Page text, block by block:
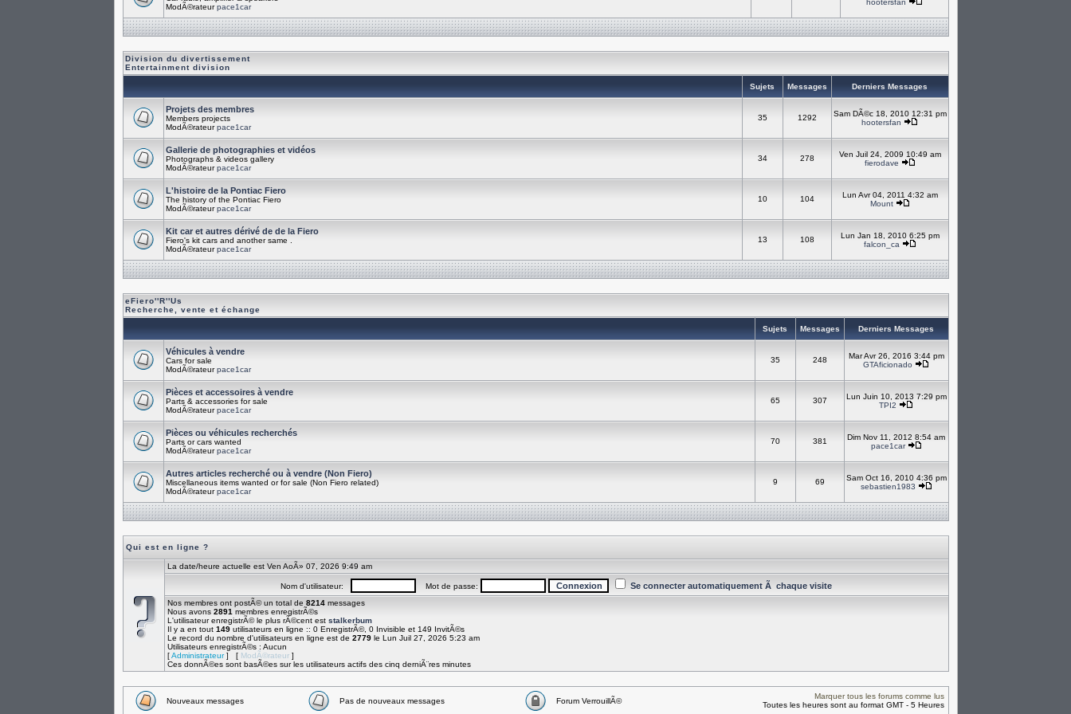
ModÃ©rateurpace1car
hootersfan
Division du divertissement
Entertainment division
Sujets Messages Derniers Messages
Projets des membres
Members projects
ModÃ©rateurpace1car
35 1292
Sam DÃ©c 18, 2010 12:31 pm
hootersfan
Gallerie de photographies et vidéos
Photographs & videos gallery
ModÃ©rateurpace1car
34 278
Ven Juil 24, 2009 10:49 am
fierodave
L'histoire de la Pontiac Fiero
The history of the Pontiac Fiero
ModÃ©rateurpace1car
10 104
Lun Avr 04, 2011 4:32 am
Mount
Kit car et autres dérivé de de la Fiero
Fiero's kit cars and another same .
ModÃ©rateurpace1car
13 108
Lun Jan 18, 2010 6:25 pm
falcon_ca
eFiero''R''Us
Recherche, vente et échange
Sujets Messages Derniers Messages
Véhicules à vendre
Cars for sale
ModÃ©rateurpace1car
35 248
Mar Avr 26, 2016 3:44 pm
GTAficionado
Pièces et accessoires à vendre
Parts & accessories for sale
ModÃ©rateurpace1car
65 307
Lun Juin 10, 2013 7:29 pm
TPI2
Pièces ou véhicules recherchés
Parts or cars wanted
ModÃ©rateurpace1car
70 381
Dim Nov 11, 2012 8:54 am
pace1car
Autres articles recherché ou à vendre (Non Fiero)
Miscellaneous items wanted or for sale (Non Fiero related)
ModÃ©rateurpace1car
9 69
Sam Oct 16, 2010 4:36 pm
sebastien1983
Qui est en ligne ?
La date/heure actuelle est Ven AoÃ» 07, 2026 9:49 am
Nom d'utilisateur: Mot de passe: Se connecter automatiquement Ã chaque visite
Nos membres ont postÃ© un total de 8214messages
Nous avons 2891 membres enregistrÃ©s
L'utilisateur enregistrÃ© le plus rÃ©cent est stalkerbum
Il y a en tout 149utilisateurs en ligne :: 0 EnregistrÃ©, 0 Invisible et 149 InvitÃ©s
Le record du nombre d'utilisateurs en ligne est de 2779le Lun Juil 27, 2026 5:23 am
Utilisateurs enregistrÃ©s : Aucun
[Administrateur] [ ModÃ©rateur]
Ces donnÃ©es sont basÃ©es sur les utilisateurs actifs des cinq derniÃ¨res minutes
Nouveaux messages Pas de nouveaux messages Forum VerrouillÃ©
Marquer tous les forums comme lus
Toutes les heures sont au format GMT - 5 Heures